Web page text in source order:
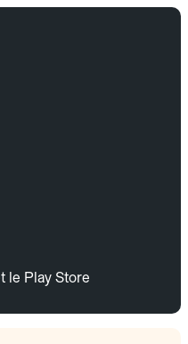
le Play Store